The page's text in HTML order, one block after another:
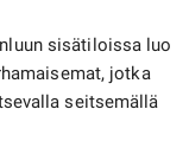
sisätiloissa luo
jotka
seitsemällä